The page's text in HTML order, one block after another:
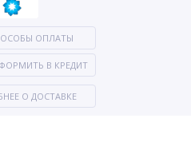
ОПЛАТЫ
В КРЕДИТ
О ДОСТАВКЕ